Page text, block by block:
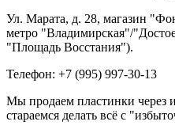
Ул. Марата, д. 28, магазин
метро "Владимирская"/
"Площадь Восстания").
Телефон: +7 (995) 997-30-13
Мы продаем пластинки через
стараемся делать всё с